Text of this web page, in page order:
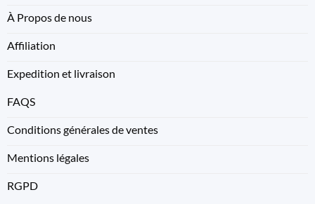
À Propos de nous
Affiliation
Expedition et livraison
FAQS
Conditions générales de ventes
Mentions légales
RGPD